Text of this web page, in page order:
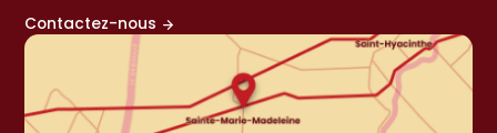
Contactez-nous